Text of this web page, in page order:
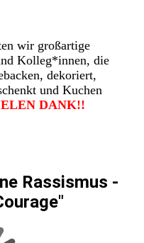
wir großartige
Kolleg*innen, die
dekoriert,
und Kuchen
DANK!!
Rassismus -